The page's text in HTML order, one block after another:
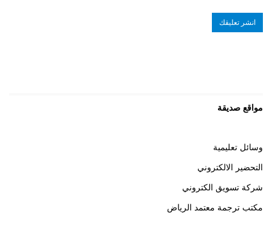
مواقع صديقة
وسائل تعليمية
التحضير الالكتروني
شركة تسويق الكتروني
مكتب ترجمة معتمد الرياض